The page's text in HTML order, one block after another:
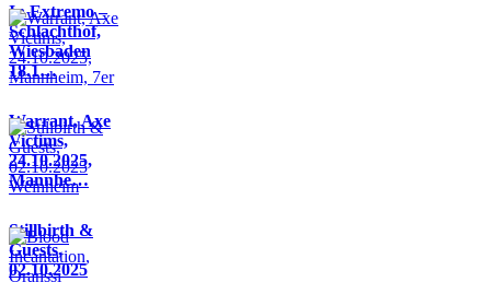
In Extremo –
Schlachthof,
Wiesbaden
18.1…
Warrant, Axe
Victims,
24.10.2025,
Mannhe…
Stillbirth &
Guests,
02.10.2025